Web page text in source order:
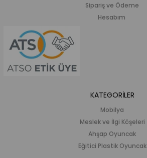
Sipariş ve Ödeme
Hesabım
KATEGORİLER
Mobilya
Meslek ve İlgi Köşeleri
Ahşap Oyuncak
Eğitici Plastik Oyuncak